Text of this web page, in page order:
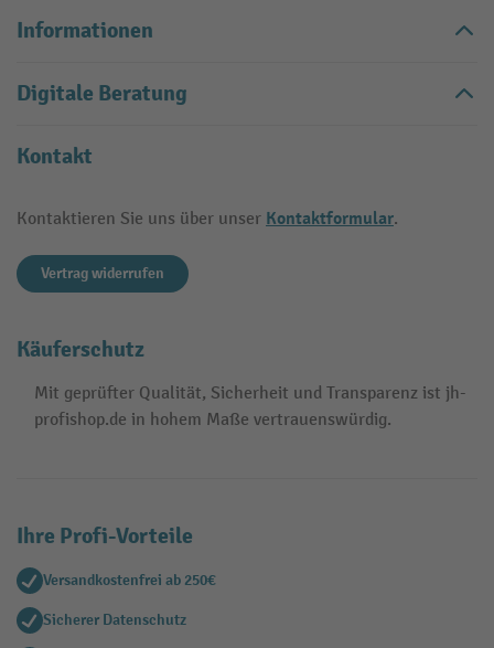
Informationen
Digitale Beratung
Kontakt
Kontaktieren Sie uns über unser Kontaktformular.
Vertrag widerrufen
Käuferschutz
Mit geprüfter Qualität, Sicherheit und Transparenz ist jh-
profishop.de in hohem Maße vertrauenswürdig.
Ihre Profi-Vorteile
Versandkostenfrei ab 250€
Sicherer Datenschutz